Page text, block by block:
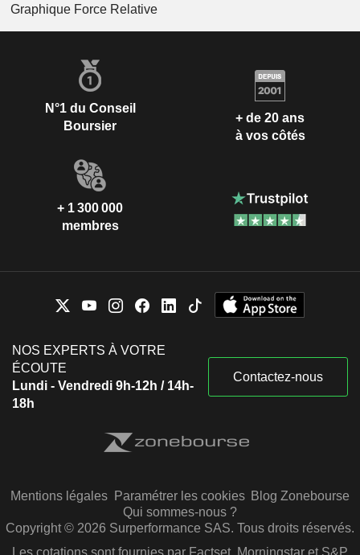
Graphique Force Relative
N°1 du Conseil
Boursier
+ de 20 ans
à vos côtés
+ 1 300 000
membres
NOS EXPERTS À VOTRE
ÉCOUTE
Lundi - Vendredi 9h-12h / 14h-
18h
Contactez-nous
Mentions légales Paramétrer les cookies Blog Zonebourse
Qui sommes-nous ?
Copyright © 2026 Surperformance SAS. Tous droits réservés.
Les cotations sont fournies par Factset, Morningstar et S&P